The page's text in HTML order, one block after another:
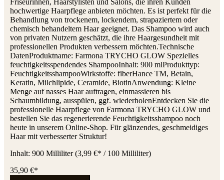
hochwertige Haarpflege anbieten möchten. Es ist perfekt für die
Behandlung von trockenem, lockendem, strapaziertem oder
chemisch behandeltem Haar geeignet. Das Shampoo wird auch
von privaten Nutzern geschätzt, die ihre Haargesundheit mit
professionellen Produkten verbessern möchten.Technische
DatenProduktname: Farmona TRYCHO GLOW Spezielles
feuchtigkeitsspendendes ShampooInhalt: 900 mlProdukttyp:
FeuchtigkeitsshampooWirkstoffe: fiberHance TM, Betain,
Keratin, Milchlipide, Ceramide, BiotinAnwendung: Kleine
Menge auf nasses Haar auftragen, einmassieren bis
Schaumbildung, ausspülen, ggf. wiederholenEntdecken Sie die
professionelle Haarpflege von Farmona TRYCHO GLOW und
bestellen Sie das regenerierende Feuchtigkeitsshampoo noch
heute in unserem Online-Shop. Für glänzendes, geschmeidiges
Haar mit verbesserter Struktur!
Inhalt: 900 Milliliter(3,99 €* / 100 Milliliter)
35,90 €*